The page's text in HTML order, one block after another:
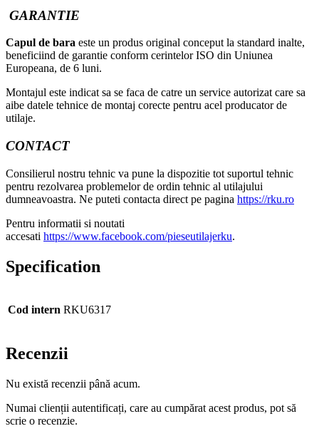
GARANTIE
Capul de bara este un produs original conceput la standard inalte,
beneficiind de garantie conform cerintelor ISO din Uniunea
Europeana, de 6 luni.
Montajul este indicat sa se faca de catre un service autorizat care sa
aibe datele tehnice de montaj corecte pentru acel producator de
utilaje.
CONTACT
Consilierul nostru tehnic va pune la dispozitie tot suportul tehnic
pentru rezolvarea problemelor de ordin tehnic al utilajului
dumneavoastra. Ne puteti contacta direct pe pagina https://rku.ro
Pentru informatii si noutati
accesati https://www.facebook.com/pieseutilajerku.
Specification
Cod intern RKU6317
Recenzii
Nu există recenzii până acum.
Numai clienții autentificați, care au cumpărat acest produs, pot să
scrie o recenzie.